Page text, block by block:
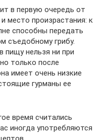
в первую очередь от
место произрастания: к
способны передать
съедобному грибу.
пищу нельзя ни при
только после
имеет очень низкие
гурманы ее
время считались
иногда употребляются